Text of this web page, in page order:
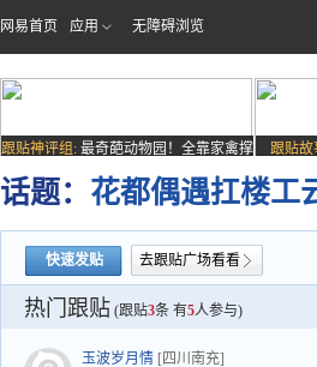
网易首页 应用 无障碍浏览
跟贴神评组: 最奇葩动物园！全靠家禽撑
场子
跟贴故
话题： 花都偶遇扛楼工
快速发贴 去跟贴广场看看
热门跟贴 (跟贴3条 有5人参与)
玉波岁月情 [四川南充]